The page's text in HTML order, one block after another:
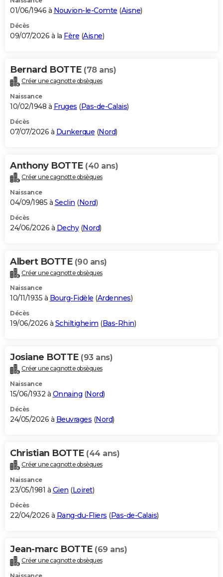
S'inscrire
Se connecter
Lycées
Collèges
Primaires
Universités
Entreprises
Service militaire
Avis de recherche
AVIS DE DÉCÈS
Bricolage
Lifestyle
Culture
Sport
Auto
Television
Voyage
Cinema
01/06/1946 à Nouvion-le-Comte (Aisne)
Décès
09/07/2026 à la Fère (Aisne)
Bernard BOTTE (78 ans)
Créer une cagnotte obsèques
Naissance
10/02/1948 à Fruges (Pas-de-Calais)
Décès
07/07/2026 à Dunkerque (Nord)
Anthony BOTTE (40 ans)
Créer une cagnotte obsèques
Naissance
04/09/1985 à Seclin (Nord)
Décès
24/06/2026 à Dechy(Nord)
Albert BOTTE (90 ans)
Créer une cagnotte obsèques
Naissance
10/11/1935 à Bourg-Fidèle (Ardennes)
Décès
19/06/2026 à Schiltigheim (Bas-Rhin)
Josiane BOTTE (93 ans)
Créer une cagnotte obsèques
Naissance
15/06/1932 à Onnaing (Nord)
Décès
24/05/2026 à Beuvrages (Nord)
Christian BOTTE (44 ans)
Créer une cagnotte obsèques
Naissance
23/05/1981 à Gien (Loiret)
Décès
22/04/2026 à Rang-du-Fliers (Pas-de-Calais)
Jean-marc BOTTE (69 ans)
Créer une cagnotte obsèques